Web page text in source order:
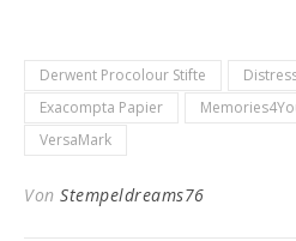
Derwent Procolour Stifte
Exacompta Papier
VersaMark
Von Stempeldreams76